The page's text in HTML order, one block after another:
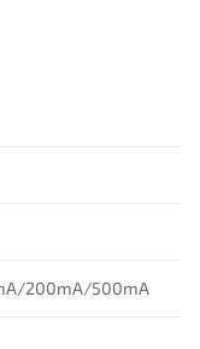
200mA/500mA